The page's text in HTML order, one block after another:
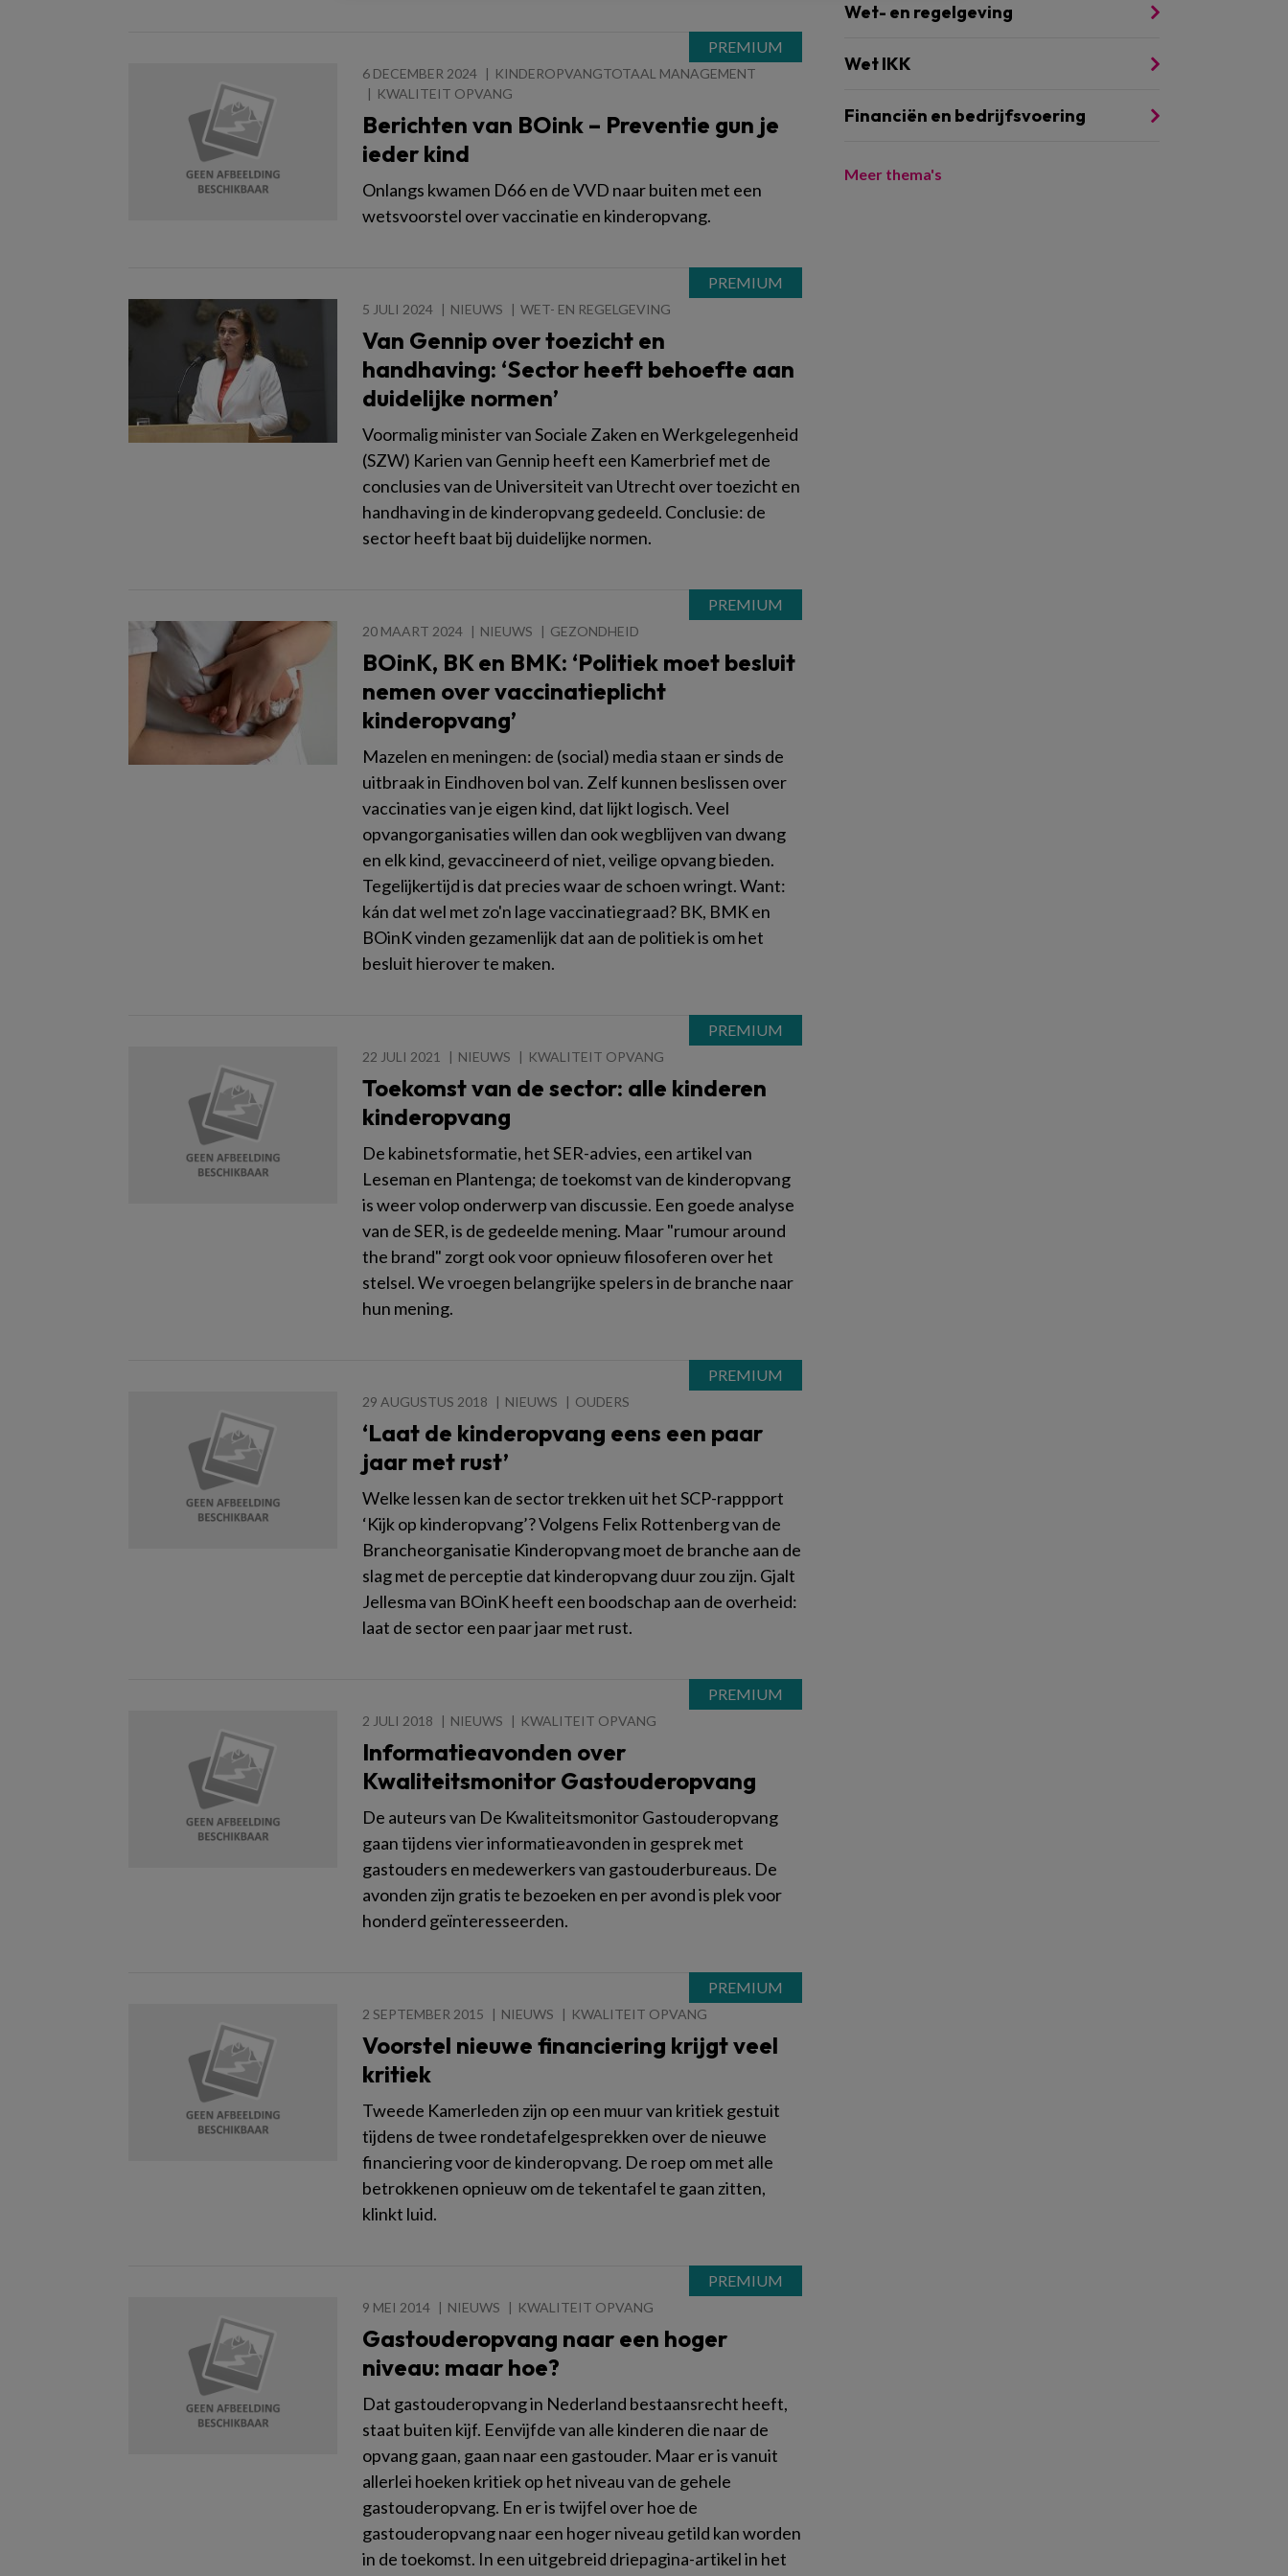
6 DECEMBER 2024
KINDEROPVANGTOTAAL MANAGEMENT
KWALITEIT OPVANG
Berichten van BOink – Preventie gun je
ieder kind
Onlangs kwamen D66 en de VVD naar buiten met een
wetsvoorstel over vaccinatie en kinderopvang.
5 JULI 2024 NIEUWS WET- EN REGELGEVING
Van Gennip over toezicht en
handhaving: ‘Sector heeft behoefte aan
duidelijke normen’
Voormalig minister van Sociale Zaken en Werkgelegenheid
(SZW) Karien van Gennip heeft een Kamerbrief met de
conclusies van de Universiteit van Utrecht over toezicht en
handhaving in de kinderopvang gedeeld. Conclusie: de
sector heeft baat bij duidelijke normen.
20 MAART 2024 NIEUWS GEZONDHEID
BOinK, BK en BMK: ‘Politiek moet besluit
nemen over vaccinatieplicht
kinderopvang’
Mazelen en meningen: de (social) media staan er sinds de
uitbraak in Eindhoven bol van. Zelf kunnen beslissen over
vaccinaties van je eigen kind, dat lijkt logisch. Veel
opvangorganisaties willen dan ook wegblijven van dwang
en elk kind, gevaccineerd of niet, veilige opvang bieden.
Tegelijkertijd is dat precies waar de schoen wringt. Want:
kán dat wel met zo'n lage vaccinatiegraad? BK, BMK en
BOinK vinden gezamenlijk dat aan de politiek is om het
besluit hierover te maken.
22 JULI 2021 NIEUWS KWALITEIT OPVANG
Toekomst van de sector: alle kinderen
kinderopvang
De kabinetsformatie, het SER-advies, een artikel van
Leseman en Plantenga; de toekomst van de kinderopvang
is weer volop onderwerp van discussie. Een goede analyse
van de SER, is de gedeelde mening. Maar "rumour around
the brand" zorgt ook voor opnieuw filosoferen over het
stelsel. We vroegen belangrijke spelers in de branche naar
hun mening.
29 AUGUSTUS 2018 NIEUWS OUDERS
‘Laat de kinderopvang eens een paar
jaar met rust’
Welke lessen kan de sector trekken uit het SCP-rappport
‘Kijk op kinderopvang’? Volgens Felix Rottenberg van de
Brancheorganisatie Kinderopvang moet de branche aan de
slag met de perceptie dat kinderopvang duur zou zijn. Gjalt
Jellesma van BOinK heeft een boodschap aan de overheid:
laat de sector een paar jaar met rust.
2 JULI 2018 NIEUWS KWALITEIT OPVANG
Informatieavonden over
Kwaliteitsmonitor Gastouderopvang
De auteurs van De Kwaliteitsmonitor Gastouderopvang
gaan tijdens vier informatieavonden in gesprek met
gastouders en medewerkers van gastouderbureaus. De
avonden zijn gratis te bezoeken en per avond is plek voor
honderd geïnteresseerden.
2 SEPTEMBER 2015 NIEUWS KWALITEIT OPVANG
Voorstel nieuwe financiering krijgt veel
kritiek
Tweede Kamerleden zijn op een muur van kritiek gestuit
tijdens de twee rondetafelgesprekken over de nieuwe
financiering voor de kinderopvang. De roep om met alle
betrokkenen opnieuw om de tekentafel te gaan zitten,
klinkt luid.
9 MEI 2014 NIEUWS KWALITEIT OPVANG
Gastouderopvang naar een hoger
niveau: maar hoe?
Dat gastouderopvang in Nederland bestaansrecht heeft,
staat buiten kijf. Eenvijfde van alle kinderen die naar de
opvang gaan, gaan naar een gastouder. Maar er is vanuit
allerlei hoeken kritiek op het niveau van de gehele
gastouderopvang. En er is twijfel over hoe de
gastouderopvang naar een hoger niveau getild kan worden
in de toekomst. In een uitgebreid driepagina-artikel in het
Wet- en regelgeving
Wet IKK
Financiën en bedrijfsvoering
Meer thema's